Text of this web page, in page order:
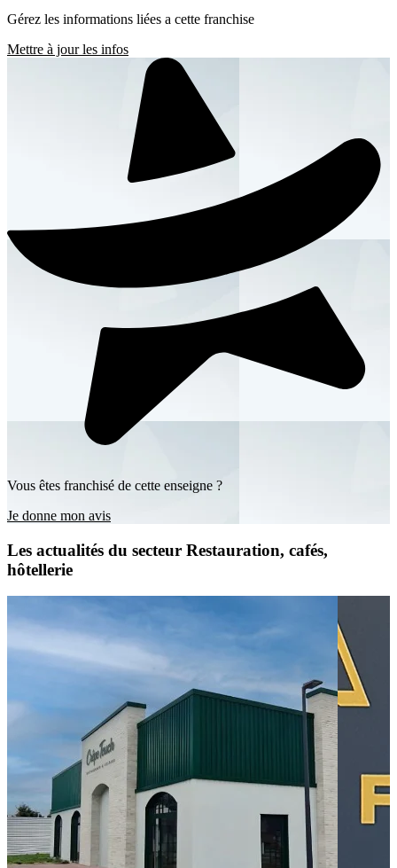
Gérez les informations liées a cette franchise
Mettre à jour les infos
Vous êtes franchisé de cette enseigne ?
Je donne mon avis
Les actualités du secteur Restauration, cafés,
hôtellerie